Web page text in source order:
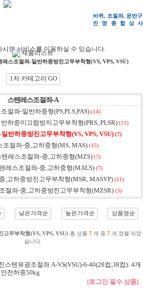
바퀴, 조절좌, 운반구
진영종합상 사
시면 서비스를 이용하실 수 있습니다.
제품리스트
레스조절좌-일반하중방진고무부착형(VS, VPS, VSU)
1차 카테고리 GO
스텐레스조절좌-A
절좌-일반하중형(PS,PLS,PAS) (14)
하중미끄럼방지고무부착형(PRS, PLSR) (11)
반하중방진고무부착형(VS, VPS, VSU) (7)
조절좌-중,고하중형(MS, MAS) (15)
레스조절좌-중,고하중형(MZS) (7)
레스조절좌-중,고하중형(MALS) (7)
,고하중방진고무부착형(MSR, MASVP) (11)
절좌-중,고하중방진고무부착형(MZSR) (3)
낮은가격순 높은가격순 상품명순
고무부착형(VS, VPS, VSU) 총 상품 7 개 중 7 개 정렬 되었
습니다.
스텐유광조절좌 A-VS(VSU)-6-40(28컵,38컵): 4개
전하중50kg
[로그인 필수 상품]